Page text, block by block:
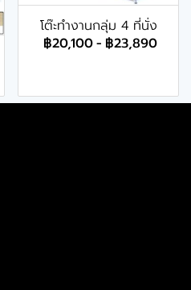
โต๊ะทำงานกลุ่ม 4 ที่นั่ง
฿20,100- ฿23,890